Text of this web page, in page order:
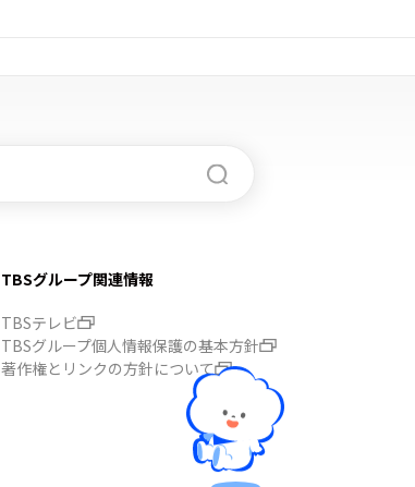
TBSグループ関連情報
TBSテレビ
TBSグループ個人情報保護の基本方針
著作権とリンクの方針について